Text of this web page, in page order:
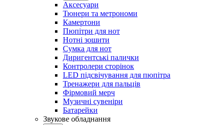
Аксесуари
Тюнери та метрономи
Камертони
Пюпітри для нот
Нотні зошити
Сумка для нот
Диригентські палички
Контролери сторінок
LED підсвічування для пюпітра
Тренажери для пальців
Фірмовий мерч
Музичні сувеніри
Батарейки
Звукове обладнання